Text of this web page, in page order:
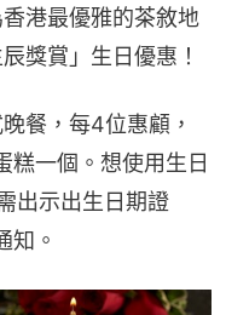
港最優雅的茶敘地
獎賞」生日優惠！
餐，每4位惠顧，
糕一個。想使用生日
出示出生日期證
知。